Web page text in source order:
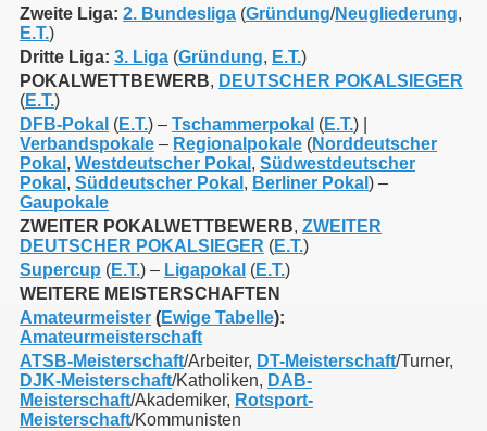
Zweite Liga: 2. Bundesliga (Gründung/Neugliederung,
E.T.)
Dritte Liga: 3. Liga (Gründung, E.T.)
POKALWETTBEWERB, DEUTSCHER POKALSIEGER
(E.T.)
DFB-Pokal (E.T.) – Tschammerpokal (E.T.) |
Verbandspokale – Regionalpokale (Norddeutscher
Pokal , Westdeutscher Pokal , Südwestdeutscher
Pokal , Süddeutscher Pokal , Berliner Pokal ) –
Gaupokale
ZWEITER POKALWETTBEWERB, ZWEITER
DEUTSCHER POKALSIEGER (E.T.)
Supercup (E.T.) – Ligapokal (E.T.)
WEITERE MEISTERSCHAFTEN
Amateurmeister (Ewige Tabelle):
Amateurmeisterschaft
ATSB-Meisterschaft/Arbeiter, DT-Meisterschaft/Turner,
DJK-Meisterschaft/Katholiken, DAB-
Meisterschaft/Akademiker, Rotsport-
Meisterschaft/Kommunisten